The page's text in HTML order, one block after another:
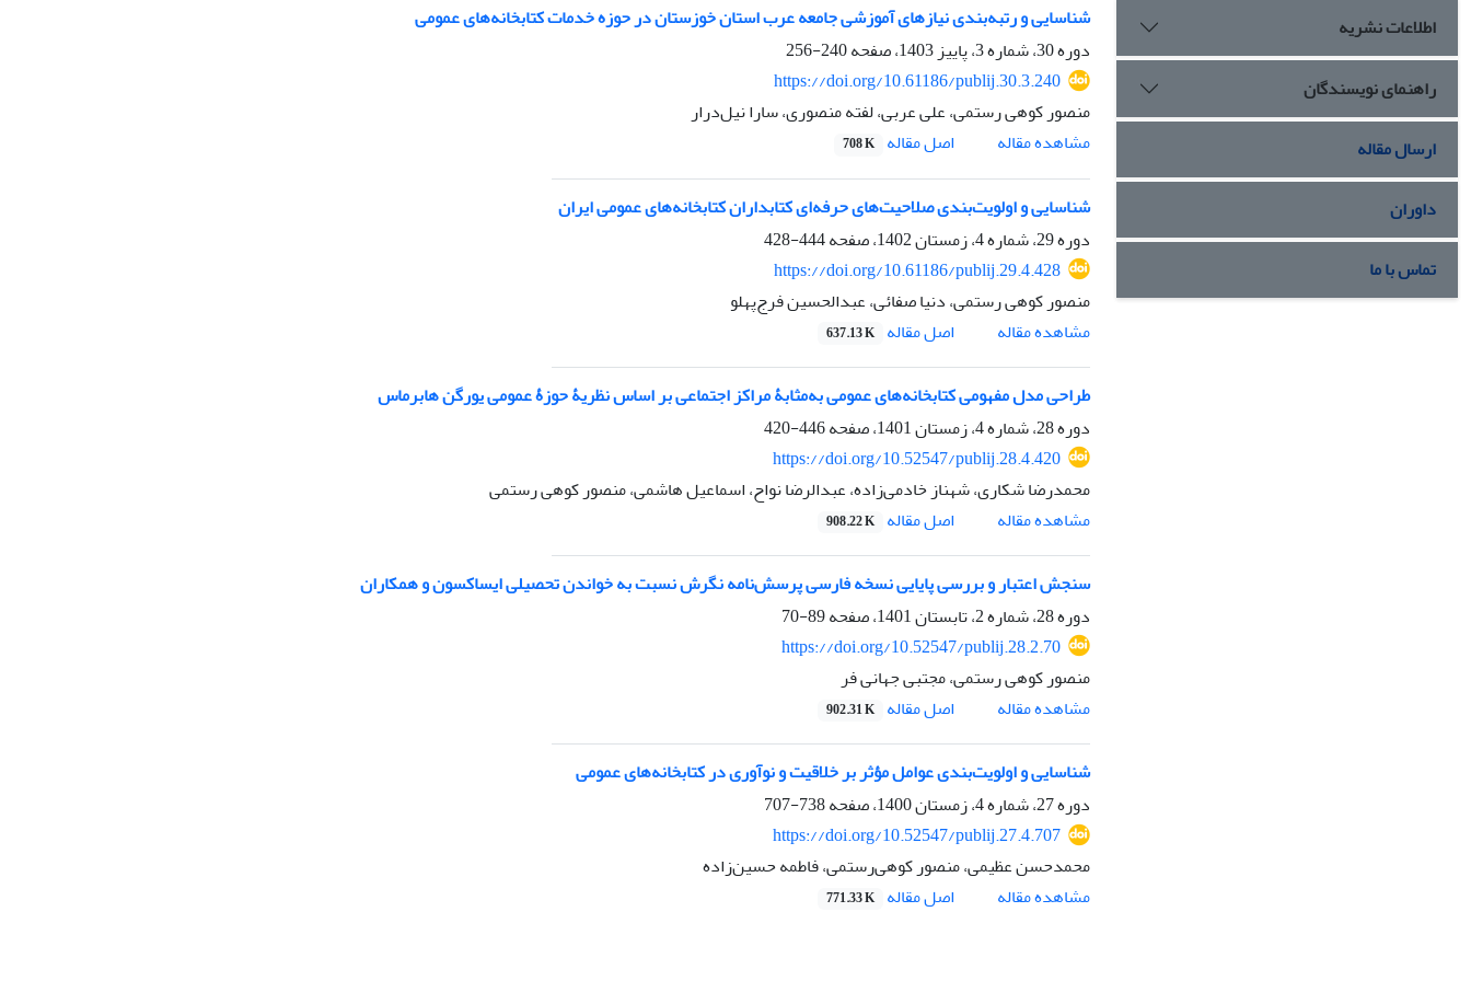
شناسایی و رتبه‌‌بندی نیازهای آموزشی جامعه عرب استان خوزستان در حوزه خدمات کتابخانه‌‌های عمومی
دوره 30، شماره 3، پاییز 1403، صفحه
240-256
https://doi.org/10.61186/publij.30.3.240
منصور کوهی رستمی، علی عربی، لفته منصوری، سارا نیل‌درار
مشاهده مقاله
اصل مقاله 708 K
شناسایی و اولویت‌بندی صلاحیت‌های حرفه‌ای کتابداران کتابخانه‌های عمومی ایران
دوره 29، شماره 4، زمستان 1402، صفحه
444-428
https://doi.org/10.61186/publij.29.4.428
منصور کوهی رستمی، دنیا صفائی، عبدالحسین فرج‌پهلو
مشاهده مقاله
اصل مقاله 637.13 K
طراحی مدل مفهومی کتابخانه‌های عمومی به‌مثابۀ مراکز اجتماعی بر اساس نظریۀ حوزۀ عمومی یورگن هابرماس
دوره 28، شماره 4، زمستان 1401، صفحه
446-420
https://doi.org/10.52547/publij.28.4.420
محمدرضا شکاری، شهناز خادمی‌زاده، عبدالرضا نواح، اسماعیل هاشمی، منصور کوهی رستمی
مشاهده مقاله
اصل مقاله 908.22 K
سنجش اعتبار و بررسی پایایی نسخه فارسی پرسش‌نامه نگرش نسبت به خواندن تحصیلی ایساکسون و همکاران
دوره 28، شماره 2، تابستان 1401، صفحه
89-70
https://doi.org/10.52547/publij.28.2.70
منصور کوهی رستمی، مجتبى جهانى فر
مشاهده مقاله
اصل مقاله 902.31 K
شناسایی و اولویت‌بندی عوامل مؤثر بر خلاقیت و نوآوری در کتابخانه‌های عمومی
دوره 27، شماره 4، زمستان 1400، صفحه
738-707
https://doi.org/10.52547/publij.27.4.707
محمدحسن عظیمی، منصور کوهی‌رستمی، فاطمه حسین‌زاده
مشاهده مقاله
اصل مقاله 771.33 K
اطلاعات نشریه
راهنمای نویسندگان
ارسال مقاله
داوران
تماس با ما